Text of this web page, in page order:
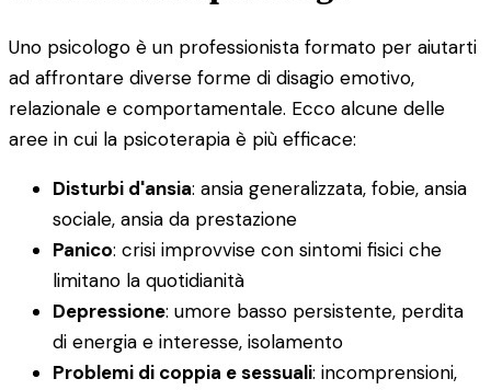
Uno psicologo è un professionista formato per aiutarti
ad affrontare diverse forme di disagio emotivo,
relazionale e comportamentale. Ecco alcune delle
aree in cui la psicoterapia è più efficace:
Disturbi d'ansia: ansia generalizzata, fobie, ansia
sociale, ansia da prestazione
Panico: crisi improvvise con sintomi fisici che
limitano la quotidianità
Depressione: umore basso persistente, perdita
di energia e interesse, isolamento
Problemi di coppia e sessuali: incomprensioni,